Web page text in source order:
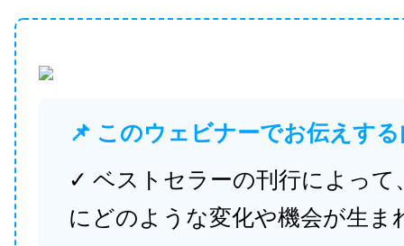
📌 このウェビナーでお伝えす
✓ ベストセラーの刊行によって
にどのような変化や機会が生ま